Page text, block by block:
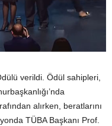
verildi. Ödül sahipleri,
alırken, beratlarını
TÜBA Başkanı Prof.